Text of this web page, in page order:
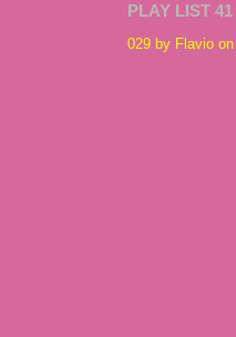
PLAY LIST 41
029 by Flavio